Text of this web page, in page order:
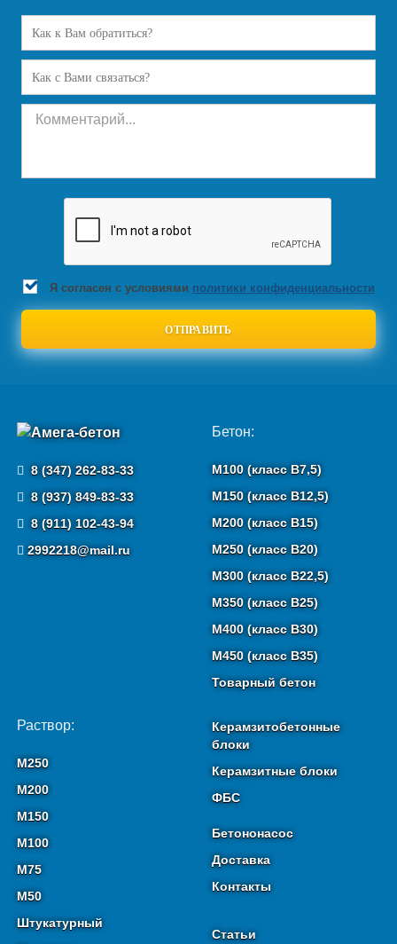
Я согласен с условиями политики конфиденциальности
8 (347) 262-83-33
8 (937) 849-83-33
8 (911) 102-43-94
2992218@mail.ru
Бетон:
М100 (класс B7,5)
М150 (класс B12,5)
М200 (класс B15)
М250 (класс B20)
М300 (класс B22,5)
М350 (класс B25)
М400 (класс B30)
М450 (класс B35)
Товарный бетон
Раствор:
М250
М200
М150
М100
М75
М50
Штукатурный
Керамзитобетонные
блоки
Керамзитные блоки
ФБС
Бетононасос
Доставка
Контакты
Статьи